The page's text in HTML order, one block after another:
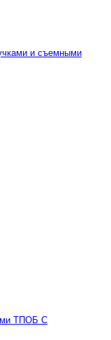
и съемными
ТПОБ С